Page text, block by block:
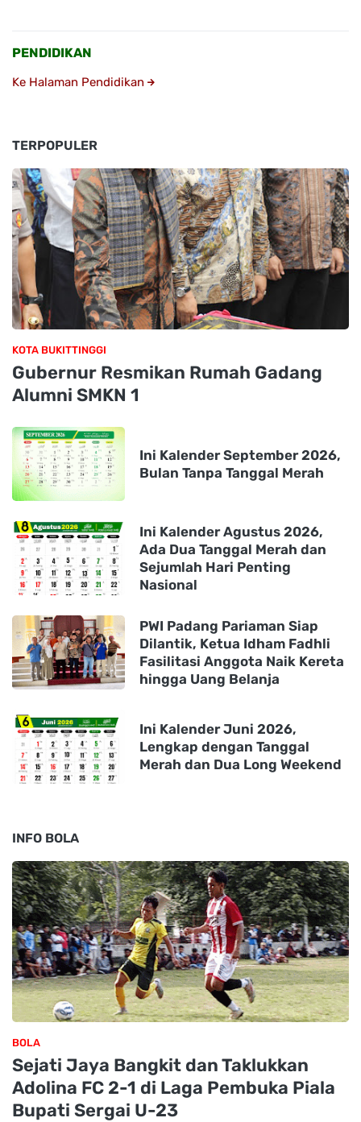
PENDIDIKAN
Ke Halaman Pendidikan
TERPOPULER
KOTA BUKITTINGGI
Gubernur Resmikan Rumah Gadang
Alumni SMKN 1
Ini Kalender September 2026,
Bulan Tanpa Tanggal Merah
Ini Kalender Agustus 2026,
Ada Dua Tanggal Merah dan
Sejumlah Hari Penting
Nasional
PWI Padang Pariaman Siap
Dilantik, Ketua Idham Fadhli
Fasilitasi Anggota Naik Kereta
hingga Uang Belanja
Ini Kalender Juni 2026,
Lengkap dengan Tanggal
Merah dan Dua Long Weekend
INFO BOLA
BOLA
Sejati Jaya Bangkit dan Taklukkan
Adolina FC 2-1 di Laga Pembuka Piala
Bupati Sergai U-23